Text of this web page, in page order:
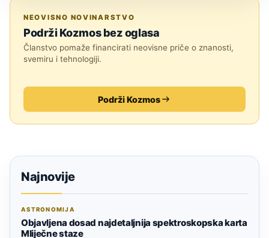
NEOVISNO NOVINARSTVO
Podrži Kozmos bez oglasa
Članstvo pomaže financirati neovisne priče o znanosti,
svemiru i tehnologiji.
Podrži Kozmos
Najnovije
ASTRONOMIJA
Objavljena dosad najdetaljnija spektroskopska karta
Mliječne staze